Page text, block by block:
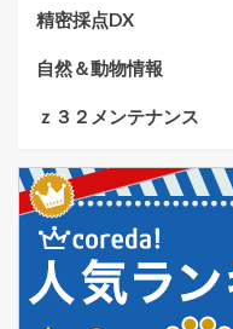
精密採点DX
自然＆動物情報
ｚ３２メンテナンス